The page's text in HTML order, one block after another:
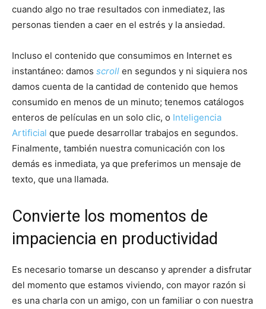
cuando algo no trae resultados con inmediatez, las
personas tienden a caer en el estrés y la ansiedad.
Incluso el contenido que consumimos en Internet es
instantáneo: damos scroll en segundos y ni siquiera nos
damos cuenta de la cantidad de contenido que hemos
consumido en menos de un minuto; tenemos catálogos
enteros de películas en un solo clic, o Inteligencia
Artificial que puede desarrollar trabajos en segundos.
Finalmente, también nuestra comunicación con los
demás es inmediata, ya que preferimos un mensaje de
texto, que una llamada.
Convierte los momentos de
impaciencia en productividad
Es necesario tomarse un descanso y aprender a disfrutar
del momento que estamos viviendo, con mayor razón si
es una charla con un amigo, con un familiar o con nuestra